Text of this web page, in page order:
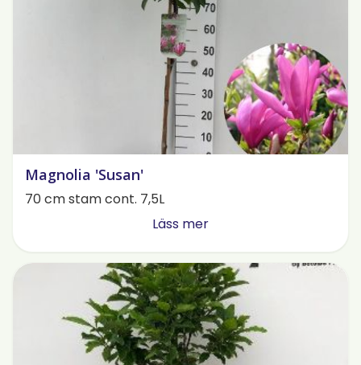
Magnolia 'Susan'
70 cm stam cont. 7,5L
Läss mer